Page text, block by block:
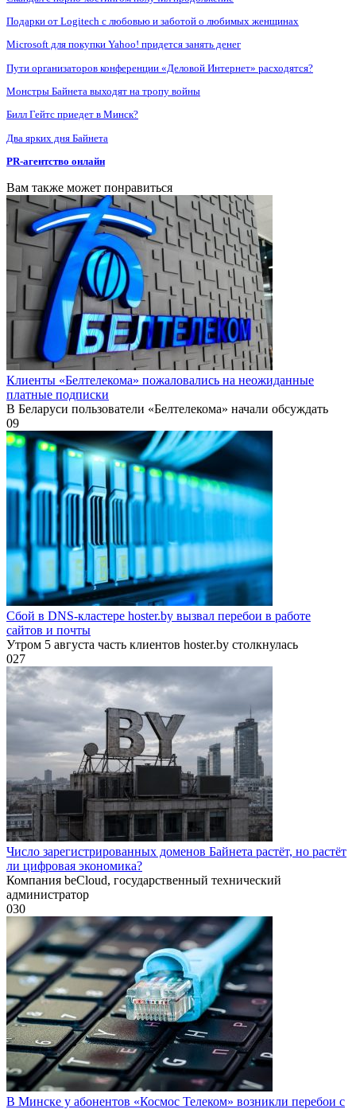
Подарки от Logitech с любовью и заботой о любимых женщинах
Microsoft для покупки Yahoo! придется занять денег
Пути организаторов конференции «Деловой Интернет» расходятся?
Монстры Байнета выходят на тропу войны
Билл Гейтс приедет в Минск?
Два ярких дня Байнета
PR-агентство онлайн
Вам также может понравиться
Клиенты «Белтелекома» пожаловались на неожиданные
платные подписки
В Беларуси пользователи «Белтелекома» начали обсуждать
09
Сбой в DNS-кластере hoster.by вызвал перебои в работе
сайтов и почты
Утром 5 августа часть клиентов hoster.by столкнулась
027
Число зарегистрированных доменов Байнета растёт, но растёт
ли цифровая экономика?
Компания beCloud, государственный технический
администратор
030
В Минске у абонентов «Космос Телеком» возникли перебои с